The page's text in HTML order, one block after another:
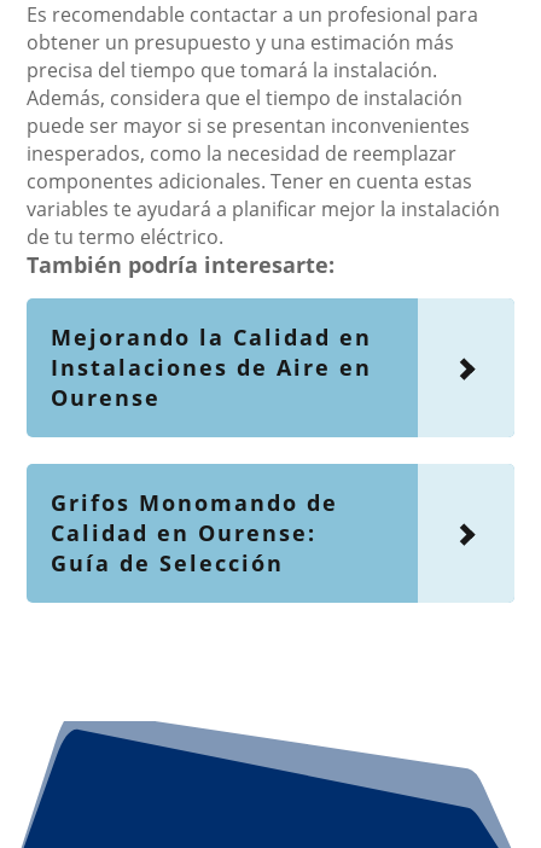
Es recomendable contactar a un profesional para
obtener un presupuesto y una estimación más
precisa del tiempo que tomará la instalación.
Además, considera que el tiempo de instalación
puede ser mayor si se presentan inconvenientes
inesperados, como la necesidad de reemplazar
componentes adicionales. Tener en cuenta estas
variables te ayudará a planificar mejor la instalación
de tu termo eléctrico.
También podría interesarte:
Mejorando la Calidad en
Instalaciones de Aire en
Ourense
Grifos Monomando de
Calidad en Ourense:
Guía de Selección